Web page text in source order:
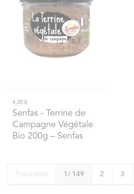
4,30 €
Senfas - Terrine de
Campagne Végétale
Bio 200g – Senfas
Précédent 1 / 149 2 3